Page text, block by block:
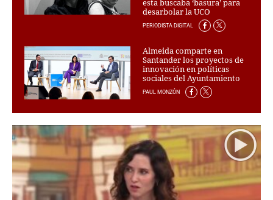
LA RETAGUARDIA
DIRECTORIOS
LO ÚLTIMO
BLOGS
PERSONAJES
ORGANISMOS
AUTORES
HEMEROTECA
esta buscaba ‘basura’ para
desarbolar la UCO
PERIODISTA DIGITAL
Almeida comparte en
Santander los proyectos de
innovación en políticas
sociales del Ayuntamiento
PAUL MONZÓN